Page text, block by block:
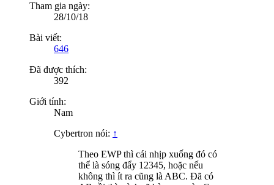
Tham gia ngày:
28/10/18
Bài viết:
646
Đã được thích:
392
Giới tính:
Nam
Cybertron nói: ↑
Theo EWP thì cái nhịp xuống đó có
thể là sóng đẩy 12345, hoặc nếu
không thì ít ra cũng là ABC. Đã có